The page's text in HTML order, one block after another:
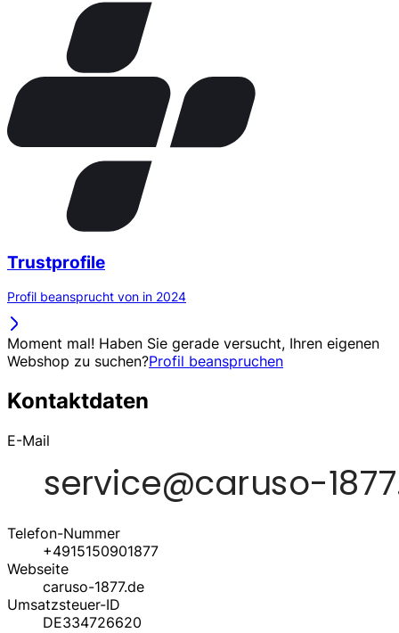
Trustprofile
Profil beansprucht von in 2024
Moment mal! Haben Sie gerade versucht, Ihren eigenen
Webshop zu suchen?Profil beanspruchen
Kontaktdaten
E-Mail
Telefon-Nummer
+4915150901877
Webseite
caruso-1877.de
Umsatzsteuer-ID
DE334726620